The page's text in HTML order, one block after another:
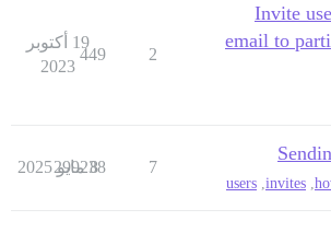
Invite
email to
2
449
19 أكتوبر
2023
,
invites
,
users
7
299238
8 مايو 2025